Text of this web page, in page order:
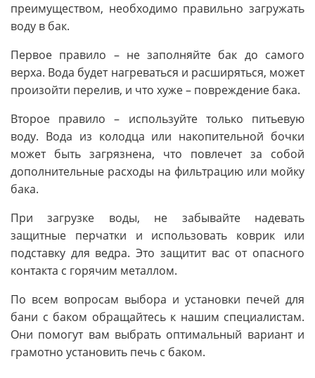
преимуществом, необходимо правильно загружать
воду в бак.
Первое правило – не заполняйте бак до самого
верха. Вода будет нагреваться и расширяться, может
произойти перелив, и что хуже – повреждение бака.
Второе правило – используйте только питьевую
воду. Вода из колодца или накопительной бочки
может быть загрязнена, что повлечет за собой
дополнительные расходы на фильтрацию или мойку
бака.
При загрузке воды, не забывайте надевать
защитные перчатки и использовать коврик или
подставку для ведра. Это защитит вас от опасного
контакта с горячим металлом.
По всем вопросам выбора и установки печей для
бани с баком обращайтесь к нашим специалистам.
Они помогут вам выбрать оптимальный вариант и
грамотно установить печь с баком.